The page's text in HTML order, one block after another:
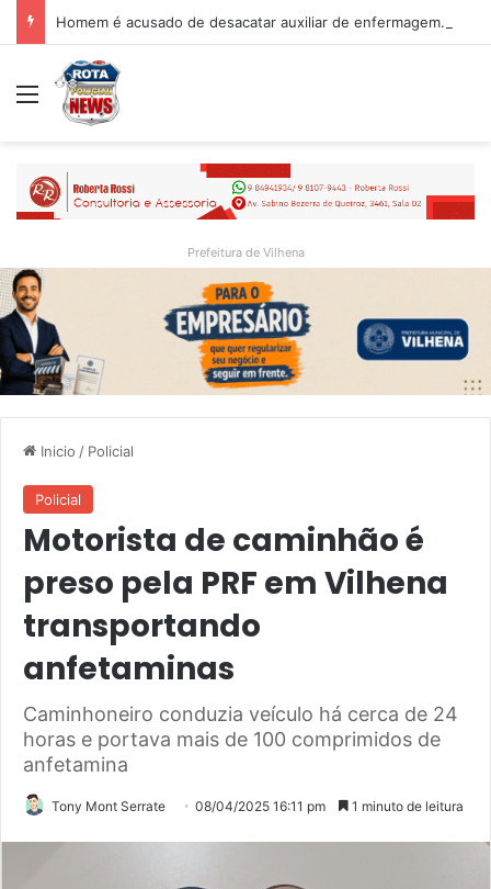
Homem é acusado de desacatar auxiliar de enfermagem no Hospital Regional de Vilhena
Menu
Prefeitura de Vilhena
Inicio / Policial
Policial
Motorista de caminhão é
preso pela PRF em Vilhena
transportando
anfetaminas
Caminhoneiro conduzia veículo há cerca de 24
horas e portava mais de 100 comprimidos de
anfetamina
Tony Mont Serrate 08/04/2025 16:11 pm 1 minuto de leitura